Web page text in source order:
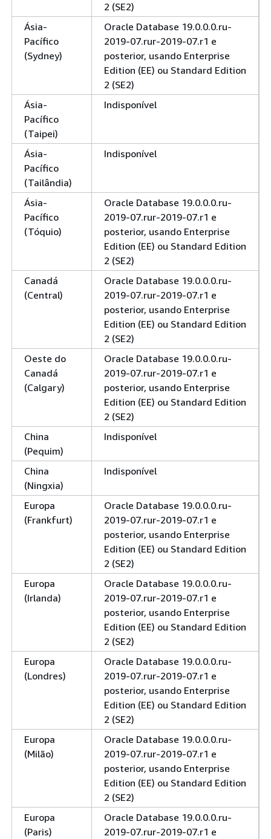
2 (SE2)
Ásia-
Pacífico
(Sydney)
Oracle Database 19.0.0.0.ru-
2019-07.rur-2019-07.r1 e
posterior, usando Enterprise
Edition (EE) ou Standard Edition
2 (SE2)
Ásia-
Pacífico
(Taipei)
Indisponível
Ásia-
Pacífico
(Tailândia)
Indisponível
Ásia-
Pacífico
(Tóquio)
Oracle Database 19.0.0.0.ru-
2019-07.rur-2019-07.r1 e
posterior, usando Enterprise
Edition (EE) ou Standard Edition
2 (SE2)
Canadá
(Central)
Oracle Database 19.0.0.0.ru-
2019-07.rur-2019-07.r1 e
posterior, usando Enterprise
Edition (EE) ou Standard Edition
2 (SE2)
Oeste do
Canadá
(Calgary)
Oracle Database 19.0.0.0.ru-
2019-07.rur-2019-07.r1 e
posterior, usando Enterprise
Edition (EE) ou Standard Edition
2 (SE2)
China
(Pequim)
Indisponível
China
(Ningxia)
Indisponível
Europa
(Frankfurt)
Oracle Database 19.0.0.0.ru-
2019-07.rur-2019-07.r1 e
posterior, usando Enterprise
Edition (EE) ou Standard Edition
2 (SE2)
Europa
(Irlanda)
Oracle Database 19.0.0.0.ru-
2019-07.rur-2019-07.r1 e
posterior, usando Enterprise
Edition (EE) ou Standard Edition
2 (SE2)
Europa
(Londres)
Oracle Database 19.0.0.0.ru-
2019-07.rur-2019-07.r1 e
posterior, usando Enterprise
Edition (EE) ou Standard Edition
2 (SE2)
Europa
(Milão)
Oracle Database 19.0.0.0.ru-
2019-07.rur-2019-07.r1 e
posterior, usando Enterprise
Edition (EE) ou Standard Edition
2 (SE2)
Europa
(Paris)
Oracle Database 19.0.0.0.ru-
2019-07.rur-2019-07.r1 e